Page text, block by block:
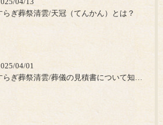
らぎ葬祭清雲/天冠（てんかん）とは？
04/01